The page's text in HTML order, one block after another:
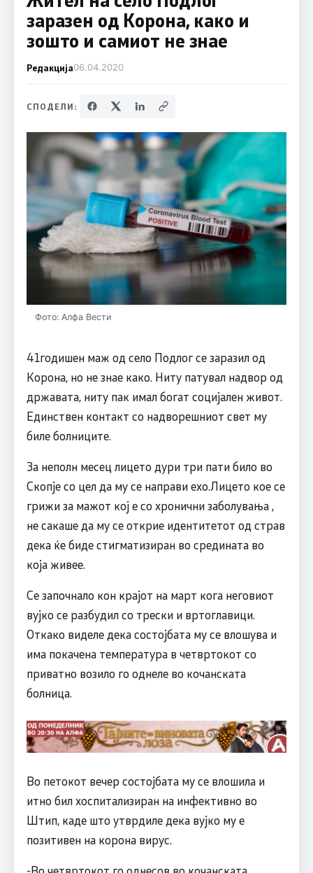
заразен од Корона, како и
зошто и самиот не знае
Редакција06.04.2020
СПОДЕЛИ:
Фото: Алфа Вести
41годишен маж од село Подлог се заразил од
Корона, но не знае како. Ниту патувал надвор од
државата, ниту пак имал богат социјален живот.
Единствен контакт со надворешниот свет му
биле болниците.
За неполн месец лицето дури три пати било во
Скопје со цел да му се направи ехо.Лицето кое се
грижи за мажот кој е со хронични заболувања ,
не сакаше да му се открие идентитетот од страв
дека ќе биде стигматизиран во средината во
која живее.
Сe започнало кон крајот на март кога неговиот
вујко се разбудил со трески и вртоглавици.
Откако виделе дека состојбата му се влошува и
има покачена температура в четвртокот со
приватно возило го однеле во кочанската
болница.
Во петокот вечер состојбата му се влошила и
итно бил хоспитализиран на инфективно во
Штип, каде што утврдиле дека вујко му е
позитивен на корона вирус.